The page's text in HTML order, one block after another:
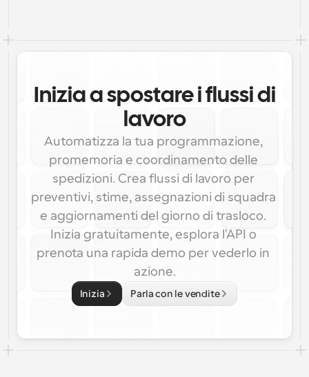
Inizia a spostare i flussi di
lavoro
Automatizza la tua programmazione,
promemoria e coordinamento delle
spedizioni. Crea flussi di lavoro per
preventivi, stime, assegnazioni di squadra
e aggiornamenti del giorno di trasloco.
Inizia gratuitamente, esplora l'API o
prenota una rapida demo per vederlo in
azione.
Inizia Parla con le vendite